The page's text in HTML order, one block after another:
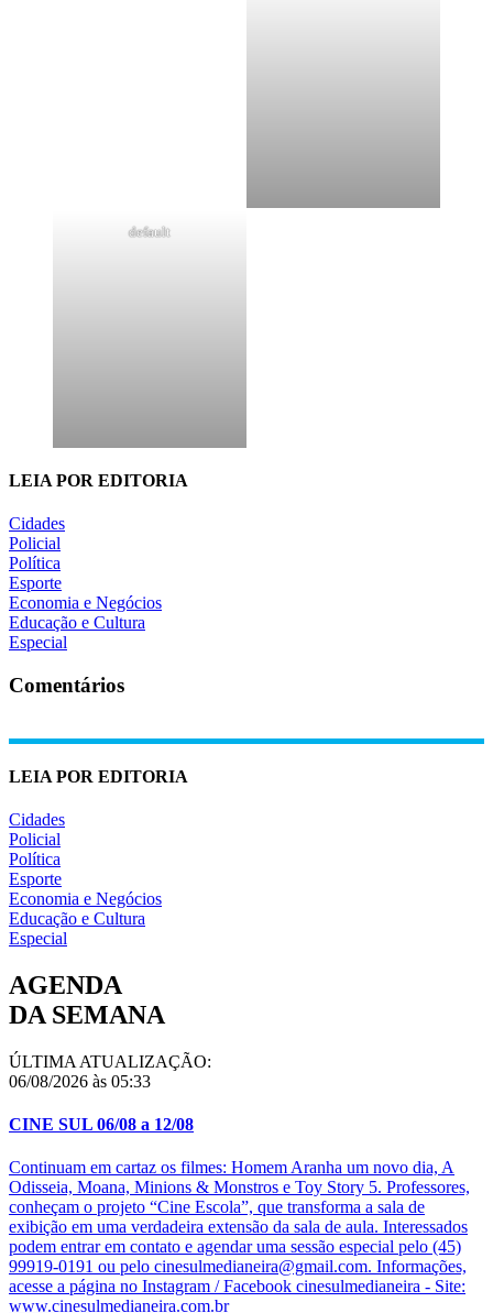
default
LEIA POR EDITORIA
Cidades
Policial
Política
Esporte
Economia e Negócios
Educação e Cultura
Especial
Comentários
LEIA POR EDITORIA
Cidades
Policial
Política
Esporte
Economia e Negócios
Educação e Cultura
Especial
AGENDA
DA SEMANA
ÚLTIMA ATUALIZAÇÃO:
06/08/2026 às 05:33
CINE SUL 06/08 a 12/08
Continuam em cartaz os filmes: Homem Aranha um novo dia, A
Odisseia, Moana, Minions & Monstros e Toy Story 5. Professores,
conheçam o projeto “Cine Escola”, que transforma a sala de
exibição em uma verdadeira extensão da sala de aula. Interessados
podem entrar em contato e agendar uma sessão especial pelo (45)
99919-0191 ou pelo cinesulmedianeira@gmail.com. Informações,
acesse a página no Instagram / Facebook cinesulmedianeira - Site:
www.cinesulmedianeira.com.br